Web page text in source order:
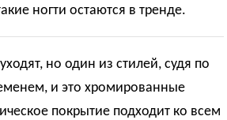
ногти остаются в тренде.
но один из стилей, судя по
и это хромированные
покрытие подходит ко всем